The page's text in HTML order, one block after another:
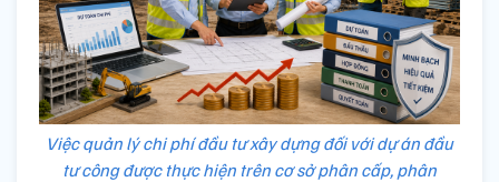
Việc quản lý chi phí đầu tư xây dựng đối với dự án đầu
tư công được thực hiện trên cơ sở phân cấp, phân